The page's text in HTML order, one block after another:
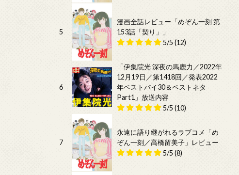
5
漫画全話レビュー「めぞん一刻 第
153話「契り」」
5/5 (12)
6
「伊集院光 深夜の馬鹿力／2022年
12月19日／第1418回／発表2022
年ベストバイ30＆ベストネタ
Part1」放送内容
5/5 (10)
7
永遠に語り継がれるラブコメ「め
ぞん一刻／高橋留美子」レビュー
5/5 (8)